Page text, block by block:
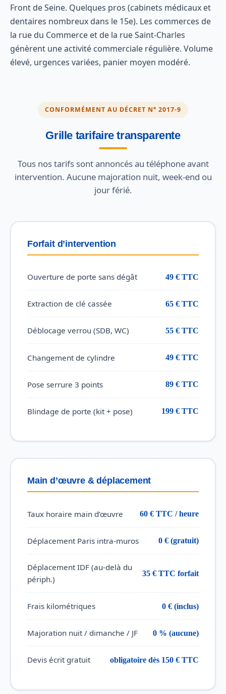
Front de Seine. Quelques pros (cabinets médicaux et
dentaires nombreux dans le 15e). Les commerces de
la rue du Commerce et de la rue Saint-Charles
génèrent une activité commerciale régulière. Volume
élevé, urgences variées, panier moyen modéré.
CONFORMÉMENT AU DÉCRET N° 2017-9
Grille tarifaire transparente
Tous nos tarifs sont annoncés au téléphone avant
intervention. Aucune majoration nuit, week-end ou
jour férié.
Forfait d’intervention
Ouverture de porte sans dégât 49 € TTC
Extraction de clé cassée 65 € TTC
Déblocage verrou (SDB, WC) 55 € TTC
Changement de cylindre 49 € TTC
Pose serrure 3 points 89 € TTC
Blindage de porte (kit + pose) 199 € TTC
Main d’œuvre & déplacement
Taux horaire main d’œuvre 60 € TTC / heure
Déplacement Paris intra-muros 0 € (gratuit)
Déplacement IDF (au-delà du
périph.)
35 € TTC forfait
Frais kilométriques 0 € (inclus)
Majoration nuit / dimanche / JF 0 % (aucune)
Devis écrit gratuit obligatoire dès 150 € TTC